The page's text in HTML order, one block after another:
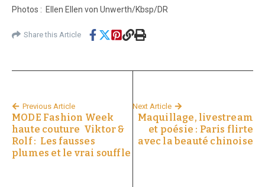
Photos : Ellen Ellen von Unwerth/Kbsp/DR
Share this Article
Previous Article
MODE Fashion Week
haute couture Viktor &
Rolf : Les fausses
plumes et le vrai souffle
Next Article
Maquillage, livestream
et poésie : Paris flirte
avec la beauté chinoise